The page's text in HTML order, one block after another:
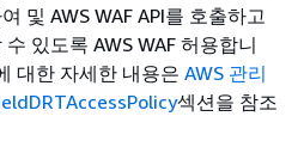
및 AWS WAF API를 호출하고
있도록 AWS WAF 허용합니
대한 자세한 내용은 AWS 관리
섹션을 참조